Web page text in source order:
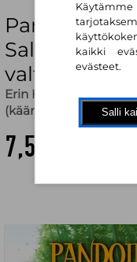
Pandojen
valtakunta 2
Erin Hunter
(käänt.)
7,50 €
kaikki
evästeet.
Salli